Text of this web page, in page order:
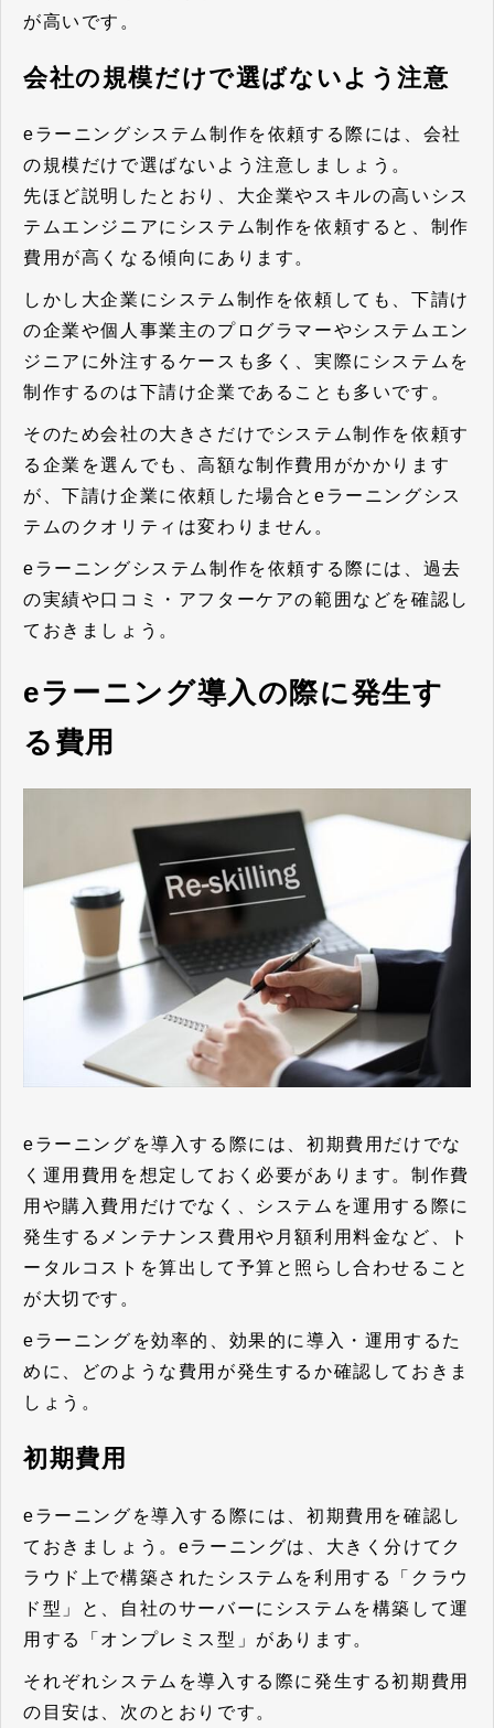
が高いです。
会社の規模だけで選ばないよう注意
eラーニングシステム制作を依頼する際には、会社
の規模だけで選ばないよう注意しましょう。
先ほど説明したとおり、大企業やスキルの高いシス
テムエンジニアにシステム制作を依頼すると、制作
費用が高くなる傾向にあります。
しかし大企業にシステム制作を依頼しても、下請け
の企業や個人事業主のプログラマーやシステムエン
ジニアに外注するケースも多く、実際にシステムを
制作するのは下請け企業であることも多いです。
そのため会社の大きさだけでシステム制作を依頼す
る企業を選んでも、高額な制作費用がかかります
が、下請け企業に依頼した場合とeラーニングシス
テムのクオリティは変わりません。
eラーニングシステム制作を依頼する際には、過去
の実績や口コミ・アフターケアの範囲などを確認し
ておきましょう。
eラーニング導入の際に発生す
る費用
eラーニングを導入する際には、初期費用だけでな
く運用費用を想定しておく必要があります。制作費
用や購入費用だけでなく、システムを運用する際に
発生するメンテナンス費用や月額利用料金など、ト
ータルコストを算出して予算と照らし合わせること
が大切です。
eラーニングを効率的、効果的に導入・運用するた
めに、どのような費用が発生するか確認しておきま
しょう。
初期費用
eラーニングを導入する際には、初期費用を確認し
ておきましょう。eラーニングは、大きく分けてク
ラウド上で構築されたシステムを利用する「クラウ
ド型」と、自社のサーバーにシステムを構築して運
用する「オンプレミス型」があります。
それぞれシステムを導入する際に発生する初期費用
の目安は、次のとおりです。